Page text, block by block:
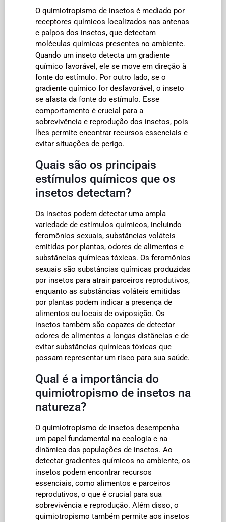
O quimiotropismo de insetos é mediado por
receptores químicos localizados nas antenas
e palpos dos insetos, que detectam
moléculas químicas presentes no ambiente.
Quando um inseto detecta um gradiente
químico favorável, ele se move em direção à
fonte do estímulo. Por outro lado, se o
gradiente químico for desfavorável, o inseto
se afasta da fonte do estímulo. Esse
comportamento é crucial para a
sobrevivência e reprodução dos insetos, pois
lhes permite encontrar recursos essenciais e
evitar situações de perigo.
Quais são os principais
estímulos químicos que os
insetos detectam?
Os insetos podem detectar uma ampla
variedade de estímulos químicos, incluindo
feromônios sexuais, substâncias voláteis
emitidas por plantas, odores de alimentos e
substâncias químicas tóxicas. Os feromônios
sexuais são substâncias químicas produzidas
por insetos para atrair parceiros reprodutivos,
enquanto as substâncias voláteis emitidas
por plantas podem indicar a presença de
alimentos ou locais de oviposição. Os
insetos também são capazes de detectar
odores de alimentos a longas distâncias e de
evitar substâncias químicas tóxicas que
possam representar um risco para sua saúde.
Qual é a importância do
quimiotropismo de insetos na
natureza?
O quimiotropismo de insetos desempenha
um papel fundamental na ecologia e na
dinâmica das populações de insetos. Ao
detectar gradientes químicos no ambiente, os
insetos podem encontrar recursos
essenciais, como alimentos e parceiros
reprodutivos, o que é crucial para sua
sobrevivência e reprodução. Além disso, o
quimiotropismo também permite aos insetos